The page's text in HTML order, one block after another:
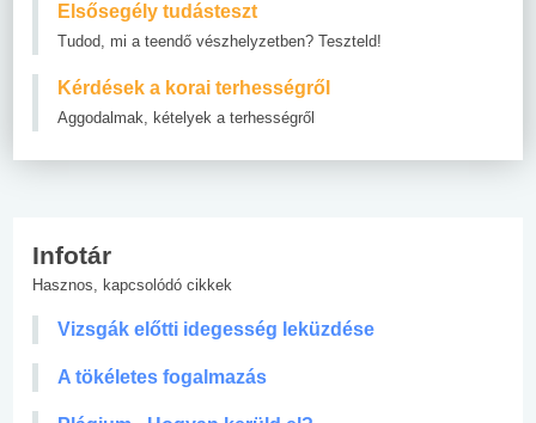
Elsősegély tudásteszt
Tudod, mi a teendő vészhelyzetben? Teszteld!
Kérdések a korai terhességről
Aggodalmak, kételyek a terhességről
Infotár
Hasznos, kapcsolódó cikkek
Vizsgák előtti idegesség leküzdése
A tökéletes fogalmazás